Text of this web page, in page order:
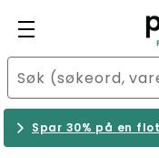
Spar 30% på en